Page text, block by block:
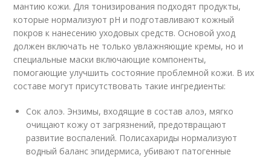
мантию кожи. Для тонизирования подходят продукты,
которые нормализуют pH и подготавливают кожный
покров к нанесению уходовых средств. Основой уход
должен включать не только увлажняющие кремы, но и
специальные маски включающие компоненты,
помогающие улучшить состояние проблемной кожи. В их
составе могут присутствовать такие ингредиенты:
Сок алоэ. Энзимы, входящие в состав алоэ, мягко
очищают кожу от загрязнений, предотвращают
развитие воспалений. Полисахариды нормализуют
водный баланс эпидермиса, убивают патогенные